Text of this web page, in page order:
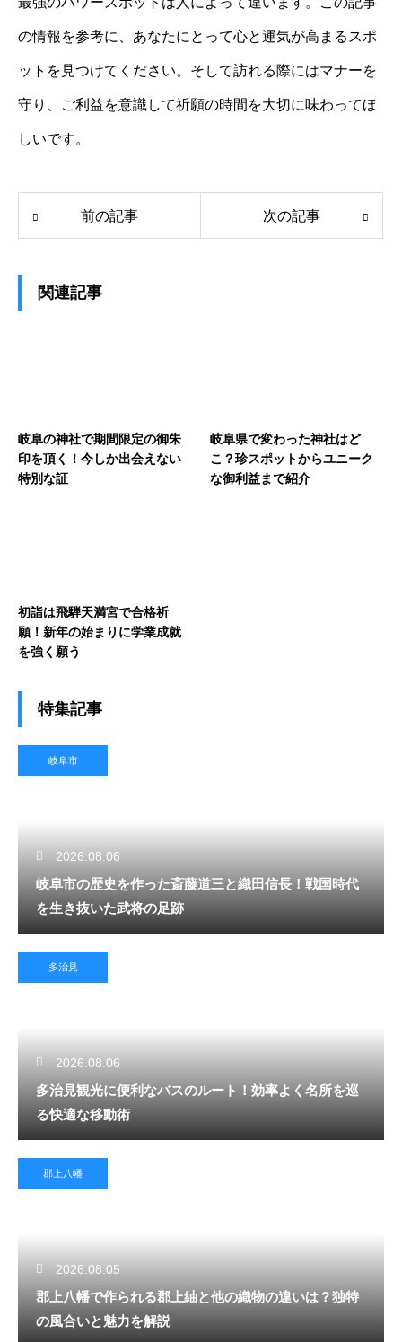
の情報を参考に、あなたにとって心と運気が高まるスポ
ットを見つけてください。そして訪れる際にはマナーを
守り、ご利益を意識して祈願の時間を大切に味わってほ
しいです。
前の記事 次の記事
関連記事
岐阜の神社で期間限定の御朱
印を頂く！今しか出会えない
特別な証
岐阜県で変わった神社はど
こ？珍スポットからユニーク
な御利益まで紹介
初詣は飛騨天満宮で合格祈
願！新年の始まりに学業成就
を強く願う
特集記事
岐阜市
2026.08.06
岐阜市の歴史を作った斎藤道三と織田信長！戦国時代
を生き抜いた武将の足跡
多治見
2026.08.06
多治見観光に便利なバスのルート！効率よく名所を巡
る快適な移動術
郡上八幡
2026.08.05
郡上八幡で作られる郡上紬と他の織物の違いは？独特
の風合いと魅力を解説